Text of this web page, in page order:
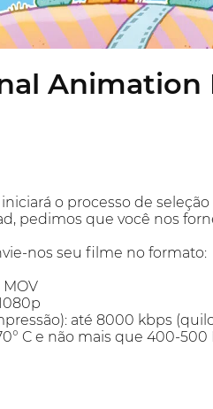
Animation
o processo de
pedimos que você nos
nos seu filme no formato:
MOV
até 8000 kbps
C e não mais que 400-